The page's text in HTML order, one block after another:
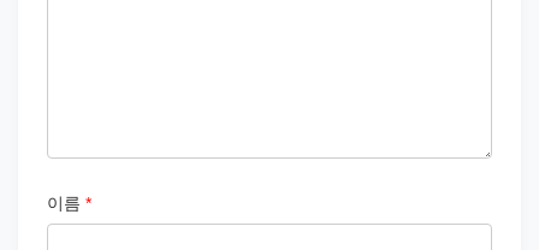
이름 *